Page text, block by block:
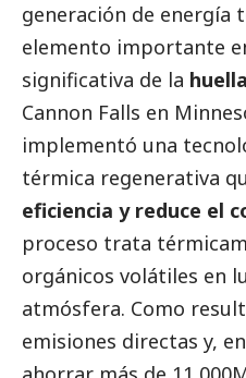
generación de energía
elemento importante
significativa de la
Cannon Falls en
implementó una
térmica regenerativa
eficiencia y reduce el
proceso trata
orgánicos volátiles en
atmósfera. Como
emisiones directas y,